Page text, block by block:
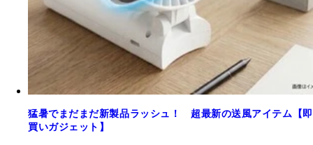
猛暑でまだまだ新製品ラッシュ！ 超最新の送風アイテム【即
買いガジェット】